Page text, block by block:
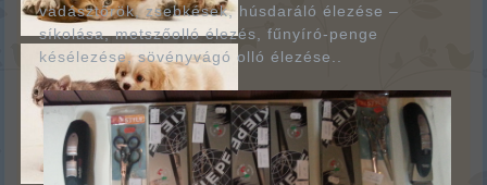
vadásztőrök, zsebkések, húsdaráló élezése –
síkolása, metszőolló élezés, fűnyíró-penge
késélezése, sövényvágó olló élezése..